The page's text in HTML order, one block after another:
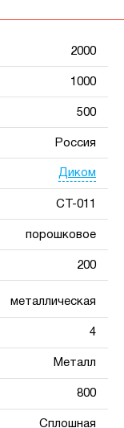
2000
1000
500
Россия
Диком
СТ-011
порошковое
200
металлическая
4
Металл
800
Сплошная